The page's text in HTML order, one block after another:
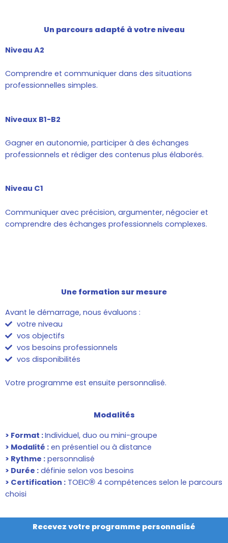
Un parcours adapté à votre niveau
Niveau A2
Comprendre et communiquer dans des situations
professionnelles simples.
Niveaux B1-B2
Gagner en autonomie, participer à des échanges
professionnels et rédiger des contenus plus élaborés.
Niveau C1
Communiquer avec précision, argumenter, négocier et
comprendre des échanges professionnels complexes.
Une formation sur mesure
Avant le démarrage, nous évaluons :
votre niveau
vos objectifs
vos besoins professionnels
vos disponibilités
Votre programme est ensuite personnalisé.
Modalités
> Format :Individuel, duo ou mini-groupe
> Modalité : en présentiel ou à distance
> Rythme : personnalisé
> Durée : définie selon vos besoins
> Certification : TOEIC® 4 compétences selon le parcours
choisi
Recevez votre programme personnalisé